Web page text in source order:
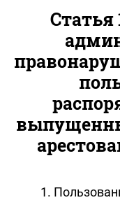
Статья
1.